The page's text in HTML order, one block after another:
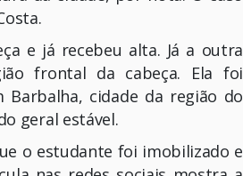
e já recebeu alta. Já a outra
frontal da cabeça. Ela foi
cidade da região do
geral estável.
o estudante foi imobilizado e